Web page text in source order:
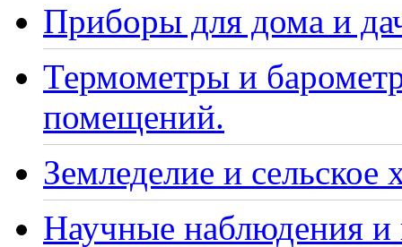
Приборы для дома и
Термометры и
помещений.
Земледелие и сельское
Научные наблюдения и